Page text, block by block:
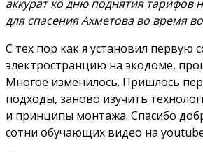
аккурат ко дню поднятия тарифов
для спасения Ахметова во время
С тех пор как я установил первую
электространцию на экодоме,
Многое изменилось. Пришлось
подходы, заново изучить
и принципы монтажа. Спасибо
сотни обучающих видео на